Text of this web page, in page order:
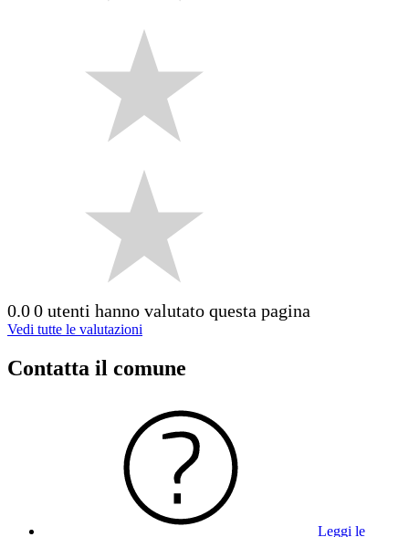
0.00 utenti hanno valutato questa pagina
Vedi tutte le valutazioni
Contatta il comune
Leggi le